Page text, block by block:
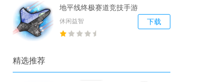
地平线终极赛道竞技手游
休闲益智 下载
精选推荐